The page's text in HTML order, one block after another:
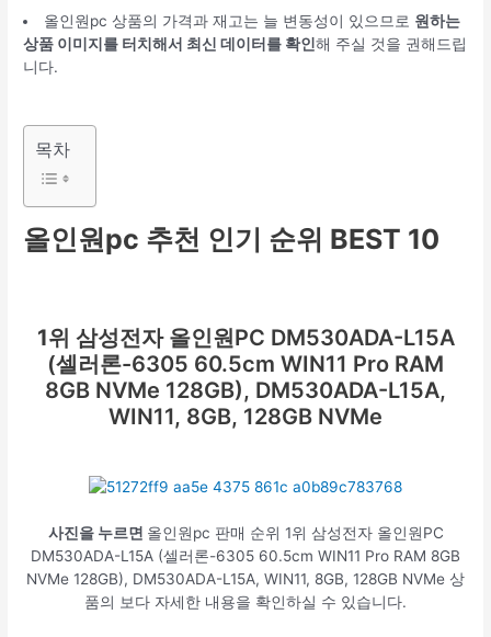
올인원pc 상품의 가격과 재고는 늘 변동성이 있으므로 원하는
상품 이미지를 터치해서 최신 데이터를 확인해 주실 것을 권해드립
니다.
목차
올인원pc 추천 인기 순위 BEST 10
1위 삼성전자 올인원PC DM530ADA-L15A
(셀러론-6305 60.5cm WIN11 Pro RAM
8GB NVMe 128GB), DM530ADA-L15A,
WIN11, 8GB, 128GB NVMe
사진을 누르면 올인원pc 판매 순위 1위 삼성전자 올인원PC
DM530ADA-L15A (셀러론-6305 60.5cm WIN11 Pro RAM 8GB
NVMe 128GB), DM530ADA-L15A, WIN11, 8GB, 128GB NVMe 상
품의 보다 자세한 내용을 확인하실 수 있습니다.